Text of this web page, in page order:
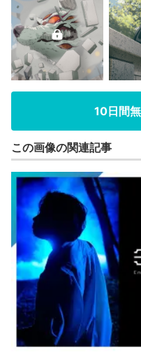
10日間
この画像の関連記事